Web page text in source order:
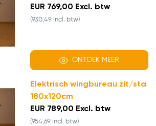
EUR 769,00 Excl. btw
(930,49 Incl. btw)
ONTDEK MEER
Elektrisch wingbureau zit/sta
180x120cm
EUR 789,00 Excl. btw
(954,69 Incl. btw)